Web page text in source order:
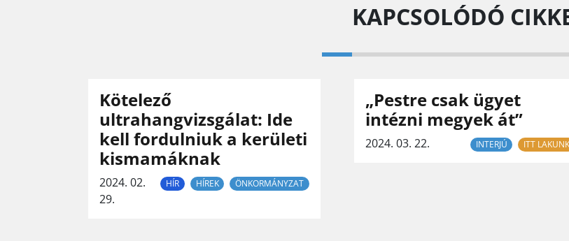
KAPCSOLÓDÓ
Kötelező
ultrahangvizsgálat: Ide
kell fordulniuk a kerületi
kismamáknak
2024. 02.
29.
HÍR HÍREK ÖNKORMÁNYZAT
„Pestre csak ügyet
intézni megyek át”
2024. 03. 22. INTERJÚ ITT LAKUNK